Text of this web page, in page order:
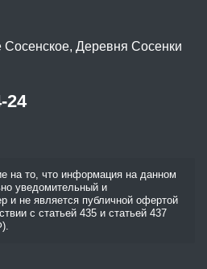
Сосенское, Деревня Сосенки
24
на то, что информация на данном
уведомительный и
и не является публичной офертой
с статьей 435 и статьей 437